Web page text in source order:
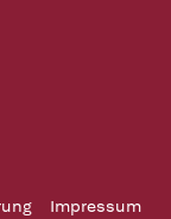
Impressum